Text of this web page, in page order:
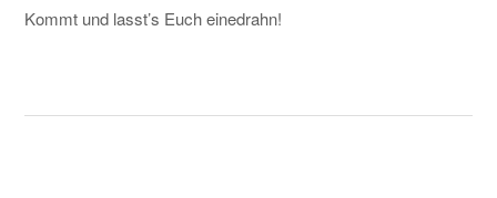
Kommt und lasst’s Euch einedrahn!